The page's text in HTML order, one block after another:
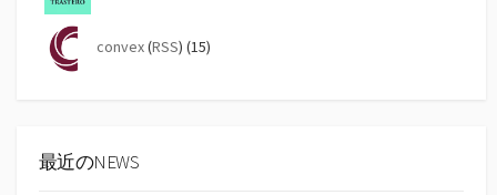
convex(RSS) (15)
最近のNEWS